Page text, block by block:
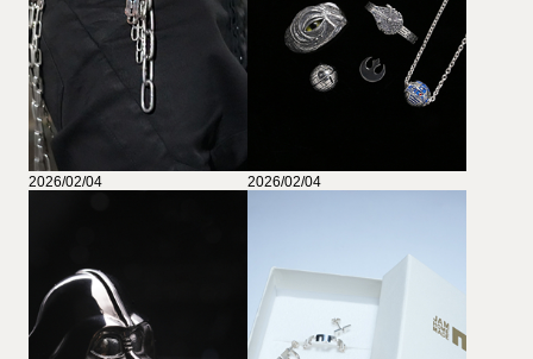
2026/02/04 2026/02/04